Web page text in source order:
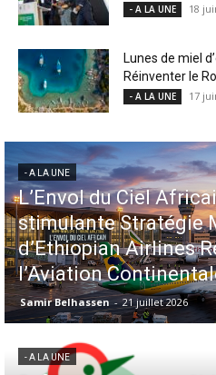
- A LA UNE 18
Lunes de miel
Réinventer le
- A LA UNE 17
Africain : la
Multi-Hubs
Redessine
juillet 2026